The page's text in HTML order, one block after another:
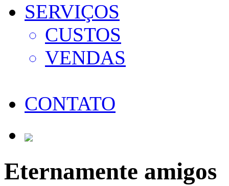
SERVIÇOS
CUSTOS
VENDAS
CONTATO
Eternamente amigos